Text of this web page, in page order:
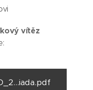
vítěz